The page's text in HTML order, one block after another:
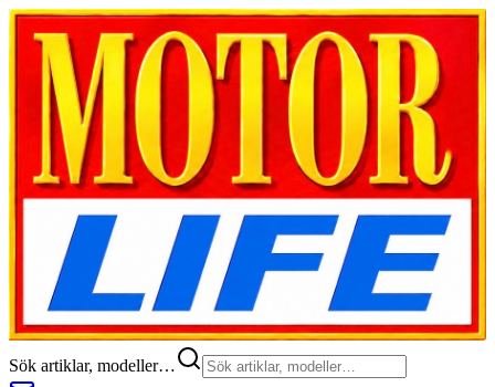
Sök artiklar, modeller…